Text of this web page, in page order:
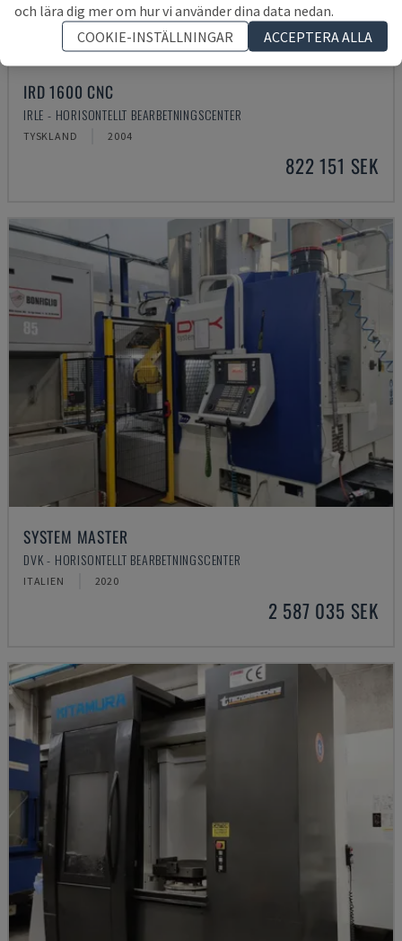
IRD 1600 CNC
IRLE - HORISONTELLT BEARBETNINGSCENTER
TYSKLAND 2004
822 151 SEK
SYSTEM MASTER
DVK - HORISONTELLT BEARBETNINGSCENTER
ITALIEN 2020
2 587 035 SEK
och lära dig mer om hur vi använder dina data nedan.
COOKIE-INSTÄLLNINGAR
ACCEPTERA ALLA